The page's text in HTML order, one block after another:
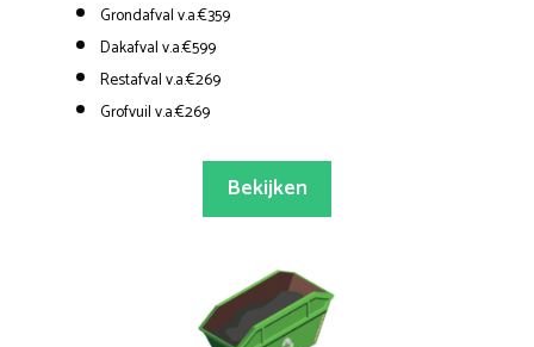
Grondafval v.a.€359
Dakafval v.a.€599
Restafval v.a.€269
Grofvuil v.a.€269
Bekijken